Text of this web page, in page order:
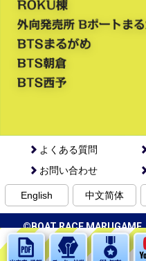
よくある質問
お問い合わせ
English 中文简体
©BOAT RACE MARUGAME.